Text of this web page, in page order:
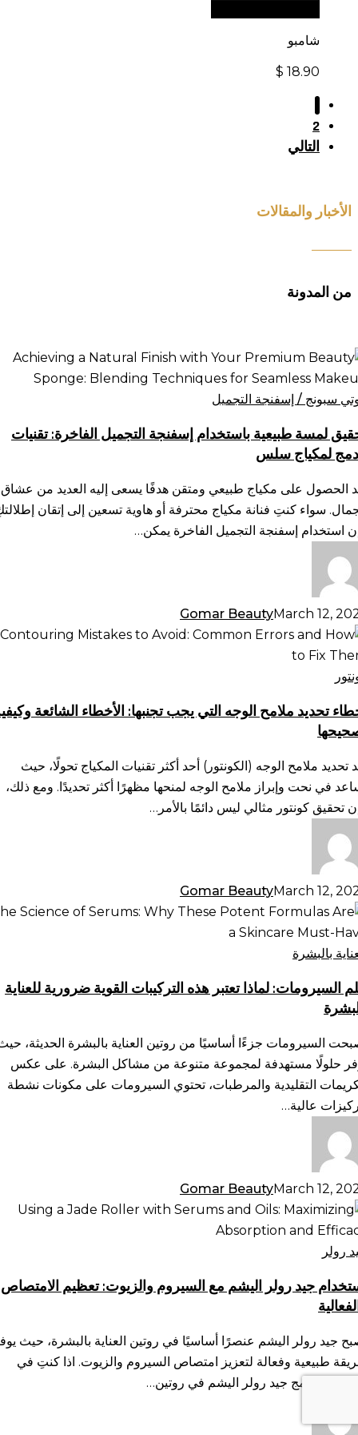
شامبو
$ 18.90
2
التالي
الأخبار والمقالات
من المدونة
سبونج / إسفنجة التجميل
لمسة طبيعية باستخدام إسفنجة التجميل الفاخرة: تقنيات
لمكياج سلس
الحصول على مكياج طبيعي ومتقن هدفًا يسعى إليه العديد من عشاق
سواء كنتِ فنانة مكياج محترفة أو هاوية تسعين إلى إتقان
استخدام إسفنجة التجميل الفاخرة يمكن…
Gomar BeautyMarch 12,
تحديد ملامح الوجه التي يجب تجنبها: الأخطاء الشائعة
تحديد ملامح الوجه (الكونتور) أحد أكثر تقنيات المكياج تحولًا، حيث
في نحت وإبراز ملامح الوجه لمنحها مظهرًا أكثر تحديدًا. ومع ذلك،
تحقيق كونتور مثالي ليس دائمًا بالأمر…
Gomar BeautyMarch 12,
بالبشرة
السيرومات: لماذا تعتبر هذه التركيبات القوية ضرورية للعناية
السيرومات جزءًا أساسيًا من روتين العناية بالبشرة الحديثة،
حلولًا مستهدفة لمجموعة متنوعة من مشاكل البشرة. على عكس
التقليدية والمرطبات، تحتوي السيرومات على مكونات نشطة
عالية…
Gomar BeautyMarch 12,
رولر
جيد رولر اليشم مع السيروم والزيوت: تعظيم الامتصاص
جيد رولر اليشم عنصرًا أساسيًا في روتين العناية بالبشرة، حيث
طبيعية وفعالة لتعزيز امتصاص السيروم والزيوت. اذا كنتِ في
فإن دمج جيد رولر اليشم في روتين…